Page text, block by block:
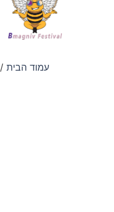
עמוד הבית/